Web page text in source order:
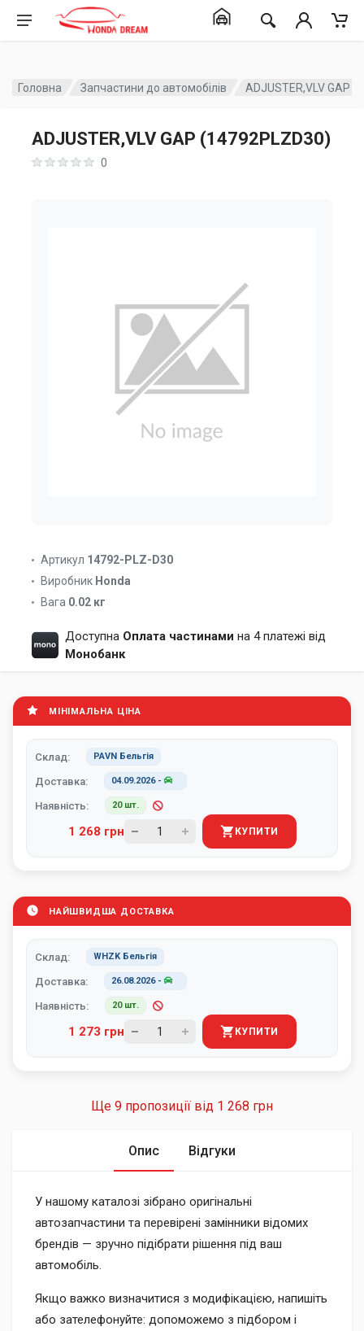
Головна Запчастини до автомобілів ADJUSTER,VLV GAP
ADJUSTER,VLV GAP (14792PLZD30)
0
Артикул 14792-PLZ-D30
Виробник Honda
Вага 0.02 кг
Доступна Оплата частинами на 4 платежі від
Монобанк
МІНІМАЛЬНА ЦІНА
Склад: PAVN Бельгія
Доставка: 04.09.2026-
Наявність: 20 шт.
1 268 грн КУПИТИ
НАЙШВИДША ДОСТАВКА
Склад: WHZK Бельгія
Доставка: 26.08.2026-
Наявність: 20 шт.
1 273 грн КУПИТИ
Ще 9 пропозиції від 1 268 грн
Опис Відгуки
У нашому каталозі зібрано оригінальні
автозапчастини та перевірені замінники відомих
брендів — зручно підібрати рішення під ваш
автомобіль.
Якщо важко визначитися з модифікацією, напишіть
або зателефонуйте: допоможемо з підбором і